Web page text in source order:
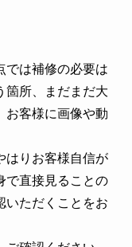
では補修の必要は
箇所、まだまだ大
お客様に画像や動
はりお客様自信が
で直接見ることの
いただくことをお